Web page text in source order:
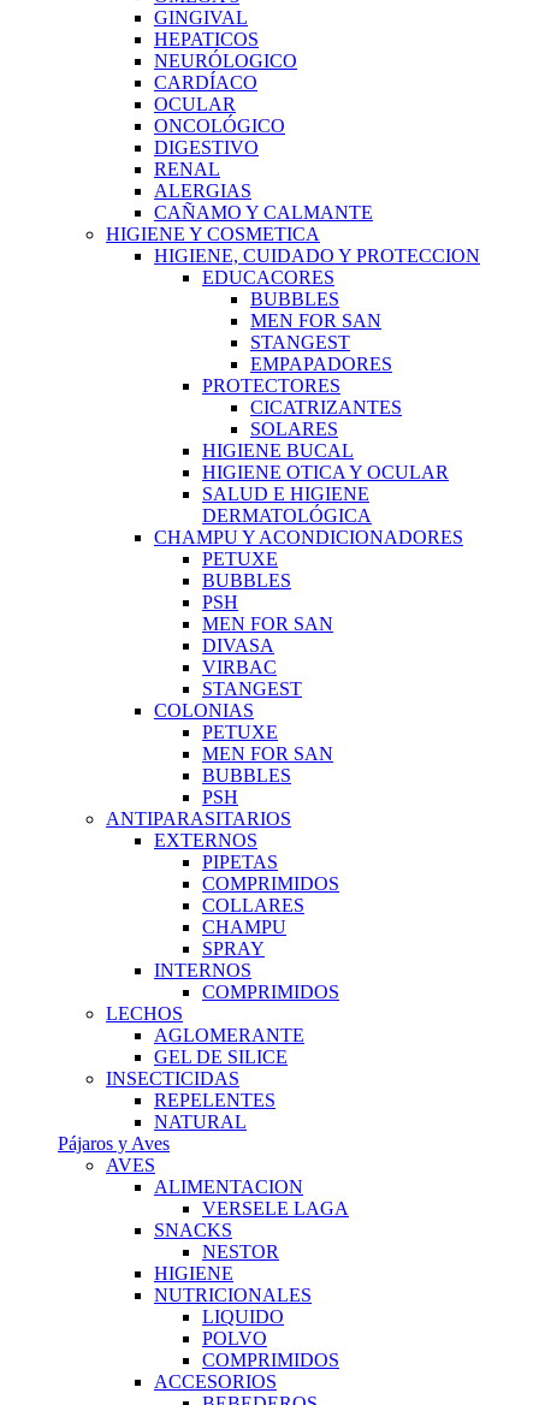
GINGIVAL
HEPATICOS
NEURÓLOGICO
CARDÍACO
OCULAR
ONCOLÓGICO
DIGESTIVO
RENAL
ALERGIAS
CAÑAMO Y CALMANTE
HIGIENE Y COSMETICA
HIGIENE, CUIDADO Y PROTECCION
EDUCACORES
BUBBLES
MEN FOR SAN
STANGEST
EMPAPADORES
PROTECTORES
CICATRIZANTES
SOLARES
HIGIENE BUCAL
HIGIENE OTICA Y OCULAR
SALUD E HIGIENE
DERMATOLÓGICA
CHAMPU Y ACONDICIONADORES
PETUXE
BUBBLES
PSH
MEN FOR SAN
DIVASA
VIRBAC
STANGEST
COLONIAS
PETUXE
MEN FOR SAN
BUBBLES
PSH
ANTIPARASITARIOS
EXTERNOS
PIPETAS
COMPRIMIDOS
COLLARES
CHAMPU
SPRAY
INTERNOS
COMPRIMIDOS
LECHOS
AGLOMERANTE
GEL DE SILICE
INSECTICIDAS
REPELENTES
NATURAL
Pájaros y Aves
AVES
ALIMENTACION
VERSELE LAGA
SNACKS
NESTOR
HIGIENE
NUTRICIONALES
LIQUIDO
POLVO
COMPRIMIDOS
ACCESORIOS